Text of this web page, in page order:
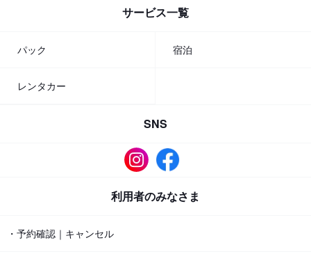
サービス一覧
パック 宿泊
レンタカー
SNS
利用者のみなさま
・予約確認｜キャンセル